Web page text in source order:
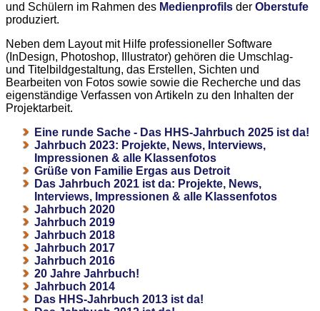
und Schülern im Rahmen des Medienprofils der Oberstufe
produziert.
Neben dem Layout mit Hilfe professioneller Software
(InDesign, Photoshop, Illustrator) gehören die Umschlag-
und Titelbildgestaltung, das Erstellen, Sichten und
Bearbeiten von Fotos sowie sowie die Recherche und das
eigenständige Verfassen von Artikeln zu den Inhalten der
Projektarbeit.
Eine runde Sache - Das HHS-Jahrbuch 2025 ist da!
Jahrbuch 2023: Projekte, News, Interviews,
Impressionen & alle Klassenfotos
Grüße von Familie Ergas aus Detroit
Das Jahrbuch 2021 ist da: Projekte, News,
Interviews, Impressionen & alle Klassenfotos
Jahrbuch 2020
Jahrbuch 2019
Jahrbuch 2018
Jahrbuch 2017
Jahrbuch 2016
20 Jahre Jahrbuch!
Jahrbuch 2014
Das HHS-Jahrbuch 2013 ist da!